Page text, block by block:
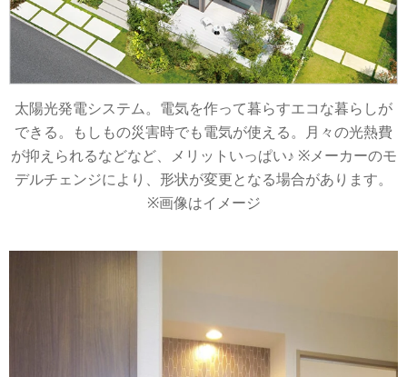
太陽光発電システム。電気を作って暮らすエコな暮らしが
できる。もしもの災害時でも電気が使える。月々の光熱費
が抑えられるなどなど、メリットいっぱい♪ ※メーカーのモ
デルチェンジにより、形状が変更となる場合があります。
※画像はイメージ